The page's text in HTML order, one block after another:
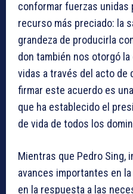
conformar fuerzas unidas
recurso más preciado: la
grandeza de producirla
don también nos otorgó
vidas a través del acto de
firmar este acuerdo es
que ha establecido el
de vida de todos los
Mientras que Pedro Sing,
avances importantes en
en la respuesta a las